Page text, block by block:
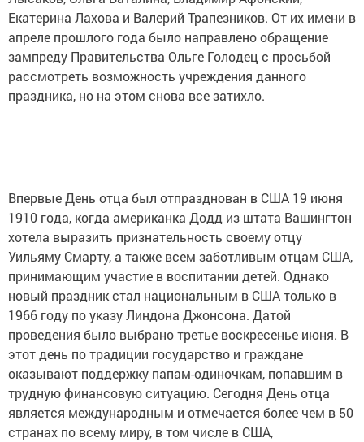
Екатерина Лахова и Валерий Трапезников. От их имени в
апреле прошлого года было направлено обращение
зампреду Правительства Ольге Голодец с просьбой
рассмотреть возможность учреждения данного
праздника, но на этом снова все затихло.
Впервые День отца был отпразднован в США 19 июня
1910 года, когда американка Додд из штата Вашингтон
хотела выразить признательность своему отцу
Уильяму Смарту, а также всем заботливым отцам США,
принимающим участие в воспитании детей. Однако
новый праздник стал национальным в США только в
1966 году по указу Линдона Джонсона. Датой
проведения было выбрано третье воскресенье июня. В
этот день по традиции государство и граждане
оказывают поддержку папам-одиночкам, попавшим в
трудную финансовую ситуацию. Сегодня День отца
является международным и отмечается более чем в 50
странах по всему миру, в том числе в США,